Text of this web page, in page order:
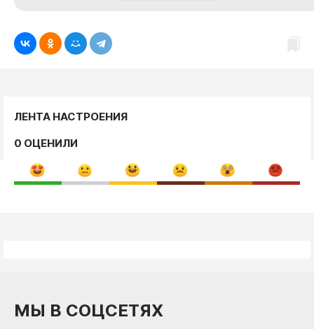
ЛЕНТА НАСТРОЕНИЯ
0 ОЦЕНИЛИ
МЫ В СОЦСЕТЯХ